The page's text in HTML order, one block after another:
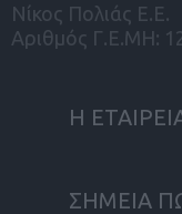
Νίκος Πολιάς Ε.Ε.
Αριθμός Γ.Ε.ΜΗ:
Η
ΣΗΜΕΙΑ